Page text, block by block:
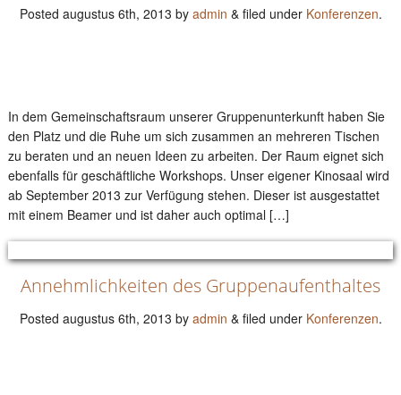
Posted augustus 6th, 2013 by admin &filed under Konferenzen.
In dem Gemeinschaftsraum unserer Gruppenunterkunft haben Sie
den Platz und die Ruhe um sich zusammen an mehreren Tischen
zu beraten und an neuen Ideen zu arbeiten. Der Raum eignet sich
ebenfalls für geschäftliche Workshops. Unser eigener Kinosaal wird
ab September 2013 zur Verfügung stehen. Dieser ist ausgestattet
mit einem Beamer und ist daher auch optimal […]
Annehmlichkeiten des Gruppenaufenthaltes
Posted augustus 6th, 2013 by admin &filed under Konferenzen.